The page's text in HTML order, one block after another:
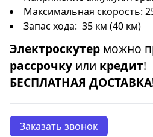
Максимальная скорость:
Запас хода: 35 км (40 км)
Электроскутер можно
рассрочку или кредит!
БЕСПЛАТНАЯ
Заказать звонок